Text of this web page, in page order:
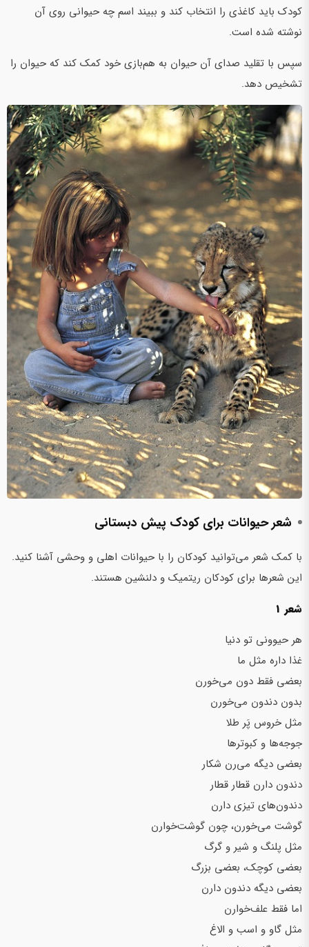
کودک باید کاغذی را انتخاب کند و ببیند اسم چه حیوانی روی آن
نوشته شده است.
سپس با تقلید صدای آن حیوان به هم‌بازی خود کمک کند که حیوان را
تشخیص دهد.
شعر حیوانات برای کودک پیش‌ دبستانی
با کمک شعر می‌توانید کودکان را با حیوانات اهلی و وحشی آشنا کنید.
این شعرها برای کودکان ریتمیک و دلنشین هستند.
شعر 1
هر حیوونی تو دنیا
غذا داره مثل ما
بعضی فقط دون می‌خورن
بدون دندون می‌خورن
مثل خروس پَر طلا
جوجه‌ها و کبوترها
بعضی دیگه می‌رن شکار
دندون دارن قطار قطار
دندون‌های تیزی دارن
گوشت می‌خورن، چون گوشت‌خوارن
مثل پلنگ و شیر و گرگ
بعضی کوچک، بعضی بزرگ
بعضی دیگه دندون دارن
اما فقط علف‌خوارن
مثل گاو و اسب و الاغ